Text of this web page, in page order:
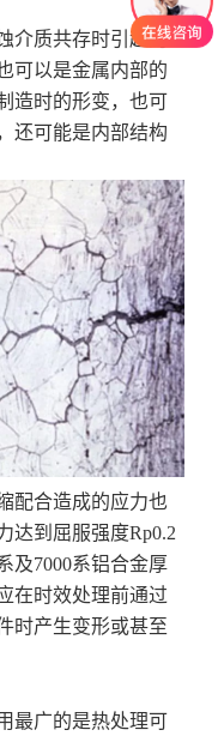
介质共存时引起的
可以是金属内部的
造时的形变，也可
还可能是内部结构
配合造成的应力也
达到屈服强度Rp0.2
及7000系铝合金厚
在时效处理前通过
时产生变形或甚至
最广的是热处理可